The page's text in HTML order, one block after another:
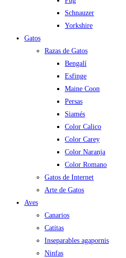
Schnauzer
Yorkshire
Gatos
Razas de Gatos
Bengalí
Esfinge
Maine Coon
Persas
Siamés
Color Calico
Color Carey
Color Naranja
Color Romano
Gatos de Internet
Arte de Gatos
Aves
Canarios
Catitas
Inseparables agapornis
Ninfas